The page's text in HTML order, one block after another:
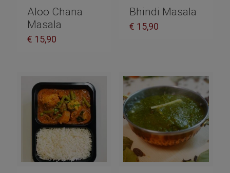
Aloo Chana
Masala
€ 15,90
Bhindi Masala
€ 15,90